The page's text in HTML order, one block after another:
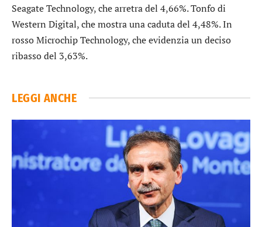
Seagate Technology, che arretra del 4,66%. Tonfo di
Western Digital, che mostra una caduta del 4,48%. In
rossoMicrochip Technology, che evidenzia un deciso
ribasso del 3,63%.
LEGGI ANCHE